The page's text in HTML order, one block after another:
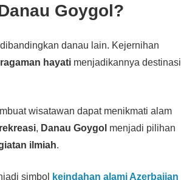
Goygol?
danau lain. Kejernihan
hayati menjadikannya destinasi
wisatawan dapat menikmati alam
, Danau Goygol menjadi pilihan
ilmiah.
simbol keindahan alami Azerbaijan